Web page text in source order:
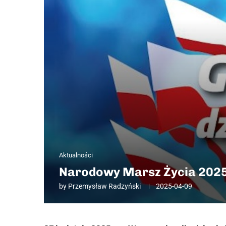
Aktualności
Narodowy Marsz Życia
by Przemysław Radzyński 2025-04-09